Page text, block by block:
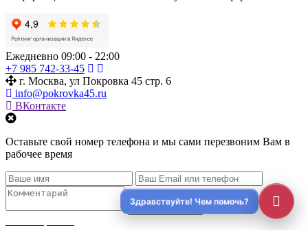
Ежедневно 09:00 - 22:00
+7 985 742-33-45
г. Москва, ул Покровка 45 стр. 6
info@pokrovka45.ru
ВКонтакте
Оставьте свой номер телефона и мы сами перезвоним Вам в
рабочее время
Заказать выезд